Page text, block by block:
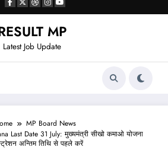
MP
Latest Job Update
MP Board News
Last Date 31 July: मुख्यमंत्री सीखो कमाओ योजना
अन्तिम तिथि से पहले करें